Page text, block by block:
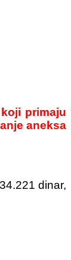
primaju
aneksa
dinar,